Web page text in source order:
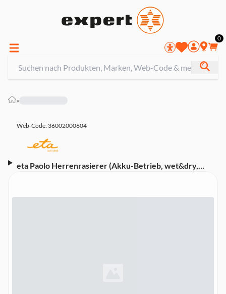
0
»
Web-Code: 36002000604
eta Paolo Herrenrasierer (Akku-Betrieb, wet&dry,